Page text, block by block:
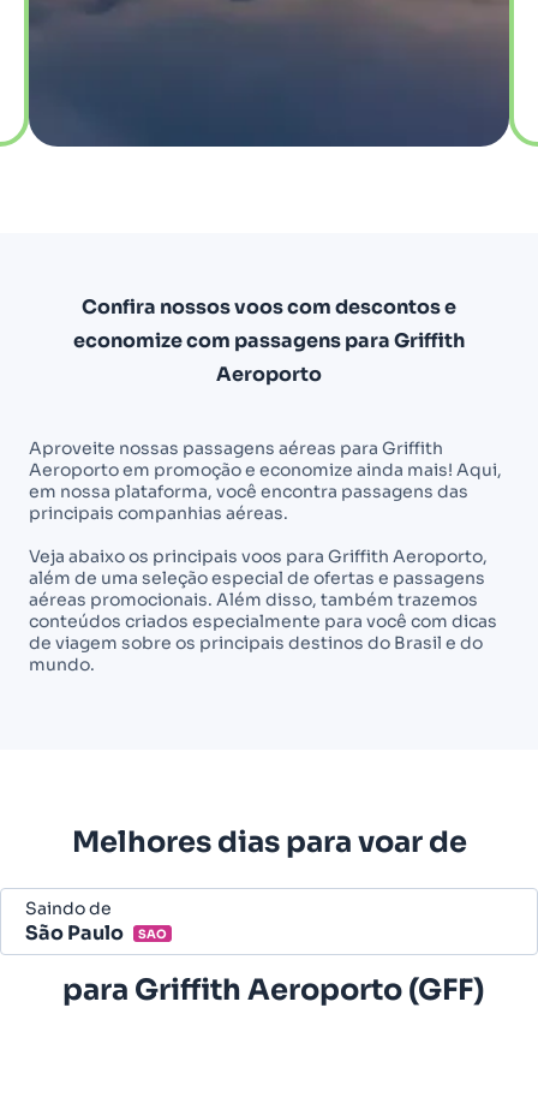
Confira nossos voos com descontos e
economize com passagens para Griffith
Aeroporto
Aproveite nossas passagens aéreas para Griffith
Aeroporto em promoção e economize ainda mais! Aqui,
em nossa plataforma, você encontra passagens das
principais companhias aéreas.
Veja abaixo os principais voos para Griffith Aeroporto,
além de uma seleção especial de ofertas e passagens
aéreas promocionais. Além disso, também trazemos
conteúdos criados especialmente para você com dicas
de viagem sobre os principais destinos do Brasil e do
mundo.
Melhores dias para voar de
Saindo de
São Paulo SAO
Belo Horizonte - Todos (BHZ)
para Griffith Aeroporto (GFF)